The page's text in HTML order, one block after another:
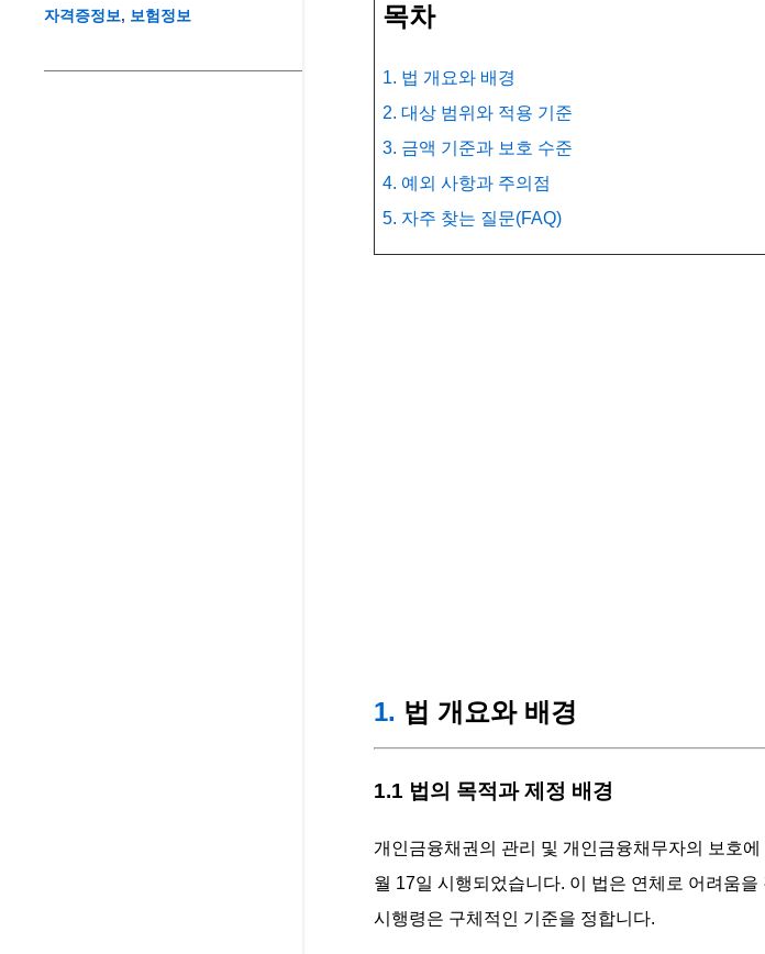
목차
1. 법 개요와 배경
2. 대상 범위와 적용 기준
3. 금액 기준과 보호 수준
4. 예외 사항과 주의점
5. 자주 찾는 질문(FAQ)
1. 법 개요와 배경
1.1 법의 목적과 제정 배경
개인금융채권의 관리 및 개인금융채무자의 보호
월 17일 시행되었습니다. 이 법은 연체로 어려움
시행령은 구체적인 기준을 정합니다.
자격증정보
보험정보